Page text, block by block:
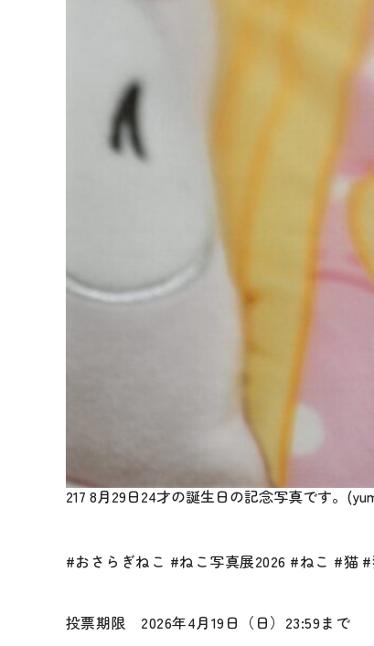
217 8月29日24才の誕生日の記念写真です。
#おさらぎねこ #ねこ写真展2026 #ねこ #猫
投票期限 2026年4月19日（日）23:59まで